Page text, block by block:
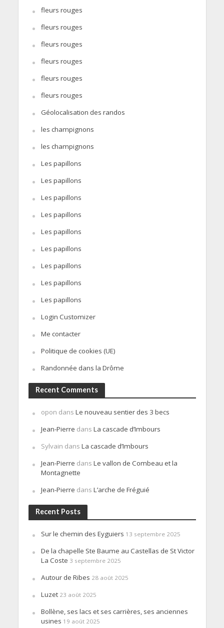
fleurs rouges
fleurs rouges
fleurs rouges
fleurs rouges
fleurs rouges
fleurs rouges
Géolocalisation des randos
les champignons
les champignons
Les papillons
Les papillons
Les papillons
Les papillons
Les papillons
Les papillons
Les papillons
Les papillons
Les papillons
Login Customizer
Me contacter
Politique de cookies (UE)
Randonnée dans la Drôme
Recent Comments
opon dans Le nouveau sentier des 3 becs
Jean-Pierre dans La cascade d’Imbours
Sylvain dans La cascade d’Imbours
Jean-Pierre dans Le vallon de Combeau et la
Montagnette
Jean-Pierre dans L’arche de Fréguié
Recent Posts
Sur le chemin des Eyguiers 13 septembre 2025
De la chapelle Ste Baume au Castellas de St Victor
La Coste 3 septembre 2025
Autour de Ribes 28 août 2025
Luzet 23 août 2025
Bollène, ses lacs et ses carrières, ses anciennes
usines 19 août 2025